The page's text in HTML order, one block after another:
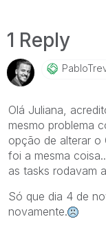
1 Reply
Olá Juliana,
mesmo problema
opção de alterar o
foi a mesma
as tasks rodavam
Só que dia 4 de
novamente.